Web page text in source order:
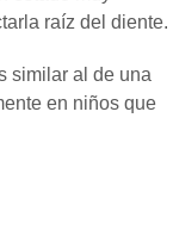
raíz del diente.
similar al de una
en niños que